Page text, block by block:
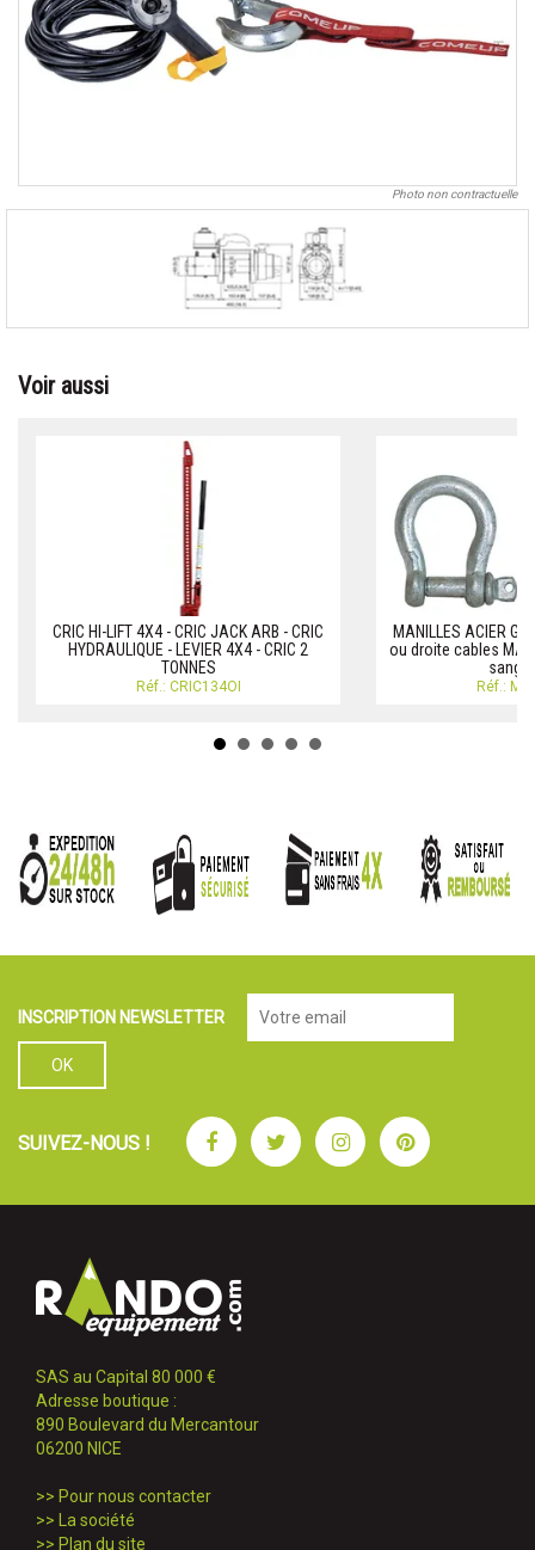
Photo non contractuelle
Voir aussi
CRIC HI-LIFT 4X4 - CRIC JACK ARB - CRIC
HYDRAULIQUE - LEVIER 4X4 - CRIC 2
TONNES
Réf.: CRIC134OI
MANILLES ACIER
ou droite cables
Réf.:
INSCRIPTION NEWSLETTER
SUIVEZ-NOUS ! FacebookTwitterInstagramPinterest
SAS au Capital 80 000 €
Adresse boutique :
890 Boulevard du Mercantour
06200 NICE
>> Pour nous contacter
>>
La société
>> Plan du site